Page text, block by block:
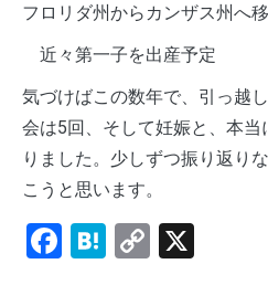
フロリダ州からカンザス州へ
近々第一子を出産予定
気づけばこの数年で、引っ越しは2回、ポールダンス大
会は5回、そして妊娠と、本
りました。少しずつ振り返り
こうと思います。
Facebook
Hatena
Copy